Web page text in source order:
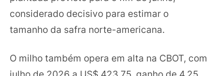
considerado decisivo para estimar o
tamanho da safra norte-americana.
O milho também opera em alta na CBOT, com